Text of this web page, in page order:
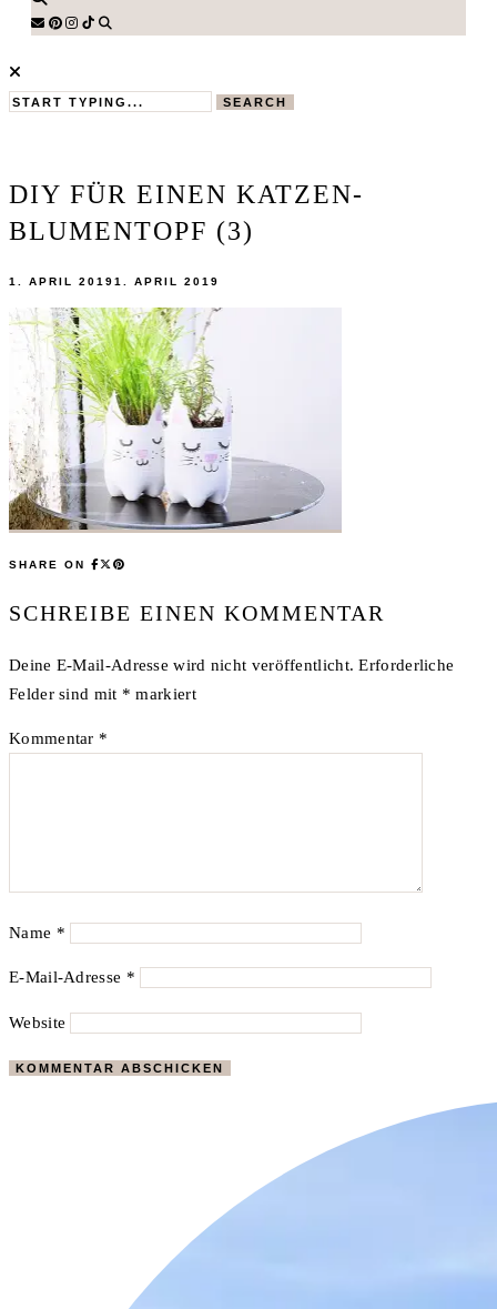
SEARCH
DIY FÜR EINEN KATZEN-
BLUMENTOPF (3)
1. APRIL 20191. APRIL 2019
SHARE ON
SCHREIBE EINEN KOMMENTAR
Deine E-Mail-Adresse wird nicht veröffentlicht. Erforderliche
Felder sind mit * markiert
Kommentar *
Name *
E-Mail-Adresse *
Website